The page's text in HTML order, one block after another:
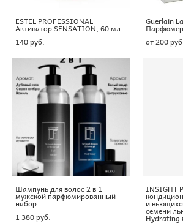
ESTEL PROFESSIONAL
Активатор SENSATION, 60 мл
140 pуб.
Guerlain
от 200
Шампунь для волос 2 в 1
мужской парфюмированный
набор
1 380 pуб.
INSIGHT
и
семени
Hydrating